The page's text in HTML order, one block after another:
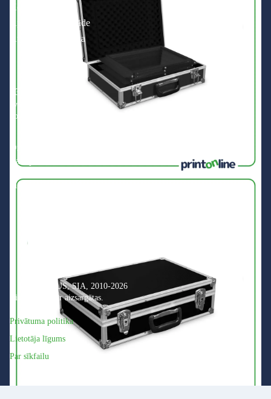
Kontakti
Apmaksa un piegāde
Atgriešanas politika
+371 200 201 01
zvaniem darba laikā
no 8:00 līdz 16:00
Dzelzceļu iela 22/24, Daugavpils,
Latvija, LV-5401
info@printonline.lv
© PRINT PLUS, SIA, 2010-2026
Visas tiesības ir aizsargātas.
Privātuma politika
Lietotāja līgums
Par sīkfailu